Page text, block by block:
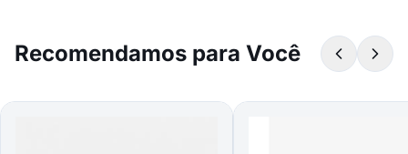
Recomendamos para Você